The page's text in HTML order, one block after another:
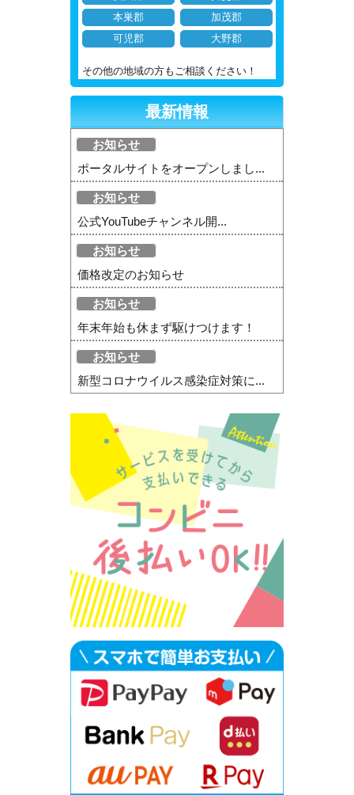
本巣郡
加茂郡
可児郡
大野郡
その他の地域の方もご相談ください！
最新情報
お知らせ
ポータルサイトをオープンしまし...
お知らせ
公式YouTubeチャンネル開...
お知らせ
価格改定のお知らせ
お知らせ
年末年始も休まず駆けつけます！
お知らせ
新型コロナウイルス感染症対策に...